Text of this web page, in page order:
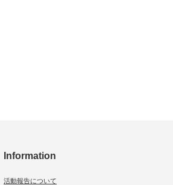
Information
活動報告について